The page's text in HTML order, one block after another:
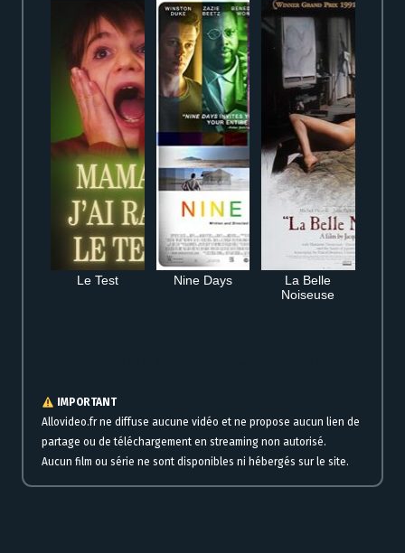
Le Test Nine Days
La Belle
Noiseuse
IMPORTANT
Allovideo.fr ne diffuse aucune vidéo et ne propose aucun lien de
partage ou de téléchargement en streaming non autorisé.
Aucun film ou série ne sont disponibles ni hébergés sur le site.